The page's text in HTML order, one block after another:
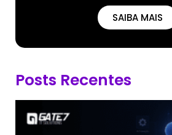
SAIBA MAIS
Posts Recentes